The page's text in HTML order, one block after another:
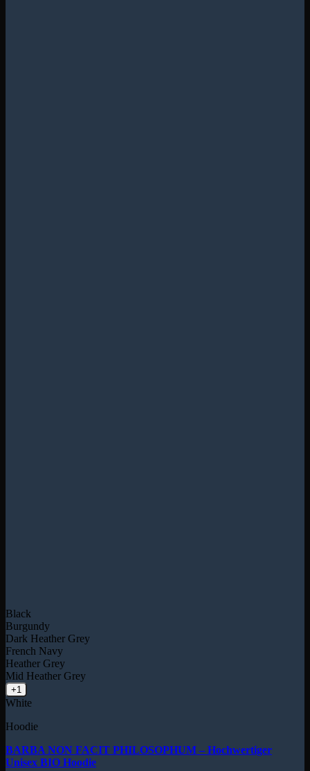
Black
Burgundy
Dark Heather Grey
French Navy
Heather Grey
Mid Heather Grey
+1
White
Hoodie
BARBA NON FACIT PHILOSOPHUM – Hochwertiger
Unisex BIO Hoodie